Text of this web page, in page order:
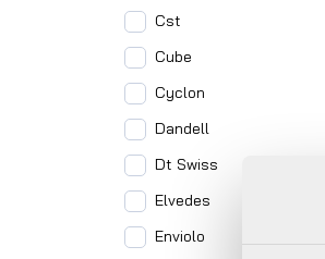
Cst
Cube
Cyclon
Dandell
Dt Swiss
Elvedes
Enviolo